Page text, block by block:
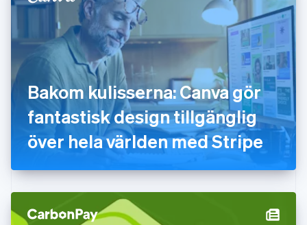
Bakom kulisserna: Canva gör
fantastisk design tillgänglig
över hela världen med Stripe
Frankrike
Français English
Förenade Arabemiraten
English
Gibraltar
English
Grekland
English
Hongkong SAR, Kina
English简体中文
Indien
Irland
English
Italien
Italiano English